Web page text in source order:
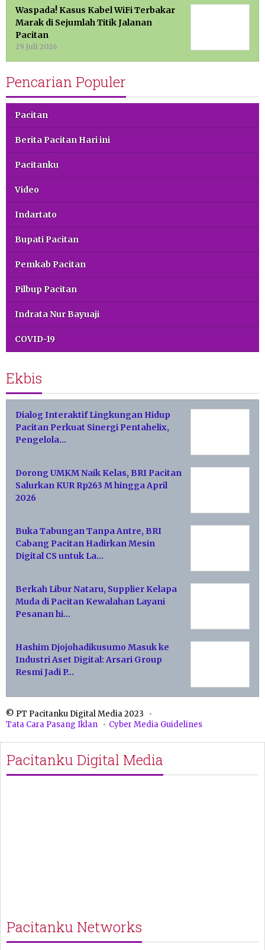
Waspada! Kasus Kabel WiFi Terbakar
Marak di Sejumlah Titik Jalanan
Pacitan
29 Juli 2026
Pencarian Populer
Pacitan
Berita Pacitan Hari ini
Pacitanku
Video
Indartato
Bupati Pacitan
Pemkab Pacitan
Pilbup Pacitan
Indrata Nur Bayuaji
COVID-19
Ekbis
Dialog Interaktif Lingkungan Hidup
Pacitan Perkuat Sinergi Pentahelix,
Pengelola…
Dorong UMKM Naik Kelas, BRI Pacitan
Salurkan KUR Rp263 M hingga April
2026
Buka Tabungan Tanpa Antre, BRI
Cabang Pacitan Hadirkan Mesin
Digital CS untuk La…
Berkah Libur Nataru, Supplier Kelapa
Muda di Pacitan Kewalahan Layani
Pesanan hi…
Hashim Djojohadikusumo Masuk ke
Industri Aset Digital: Arsari Group
Resmi Jadi P…
© PT Pacitanku Digital Media 2023
Tata Cara Pasang Iklan
Cyber Media Guidelines
Pacitanku Digital Media
Pacitanku Networks